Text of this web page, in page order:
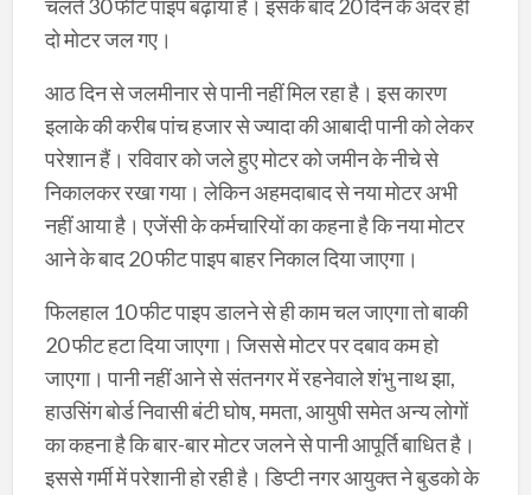
चलते 30 फीट पाइप बढ़ाया है। इसके बाद 20 दिन के अंदर ही
दाे माेटर जल गए।
आठ दिन से जलमीनार से पानी नहीं मिल रहा है। इस कारण
इलाके की करीब पांच हजार से ज्यादा की आबादी पानी को लेकर
परेशान हैं। रविवार काे जले हुए माेटर काे जमीन के नीचे से
निकालकर रखा गया। लेकिन अहमदाबाद से नया माेटर अभी
नहीं आया है। एजेंसी के कर्मचारियाें का कहना है कि नया माेटर
आने के बाद 20 फीट पाइप बाहर निकाल दिया जाएगा।
फिलहाल 10 फीट पाइप डालने से ही काम चल जाएगा ताे बाकी
20 फीट हटा दिया जाएगा। जिससे मोटर पर दबाव कम हो
जाएगा। पानी नहीं आने से संतनगर में रहनेवाले शंभु नाथ झा,
हाउसिंग बाेर्ड निवासी बंटी घाेष, ममता, आयुषी समेत अन्य लाेगाें
का कहना है कि बार-बार माेटर जलने से पानी आपूर्ति बाधित है।
इससे गर्मी में परेशानी हाे रही है। डिप्टी नगर आयुक्त ने बुडकाे के